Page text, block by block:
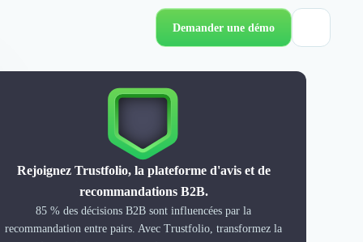
Demander une démo
Rejoignez Trustfolio, la plateforme d'avis et de
recommandations B2B.
85 % des décisions B2B sont influencées par la
recommandation entre pairs. Avec Trustfolio, transformez la